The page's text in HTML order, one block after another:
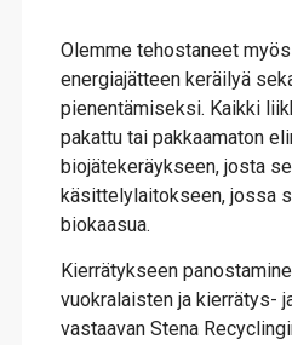
Olemme tehostaneet
energiajätteen keräilyä
pienentämiseksi. Kaikki
pakattu tai pakkaamaton
biojätekeräykseen, josta
käsittelylaitokseen, jossa
biokaasua.
Kierrätykseen
vuokralaisten ja kierrätys-
vastaavan Stena